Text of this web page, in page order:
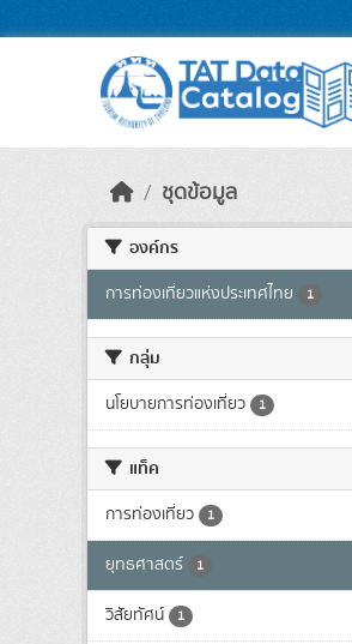
ชุดข้อมูล
องค์กร
การท่องเที่ยวแห่งประเทศไทย 1
กลุ่ม
นโยบายการท่องเที่ยว 1
แท็ค
การท่องเที่ยว 1
ยุทธศาสตร์ 1
วิสัยทัศน์ 1